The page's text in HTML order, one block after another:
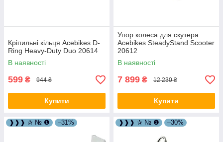
Кріпильні кільця Acebikes D-
Ring Heavy-Duty Duo 20614
В наявності
599 ₴ 944 ₴
Купити
Упор колеса для скутера
Acebikes SteadyStand Scooter
20612
В наявності
7 899 ₴ 12 230 ₴
Купити
❱❱❱ ✰ № ❶ –31% ❱❱❱ ✰ № ❶ –30%